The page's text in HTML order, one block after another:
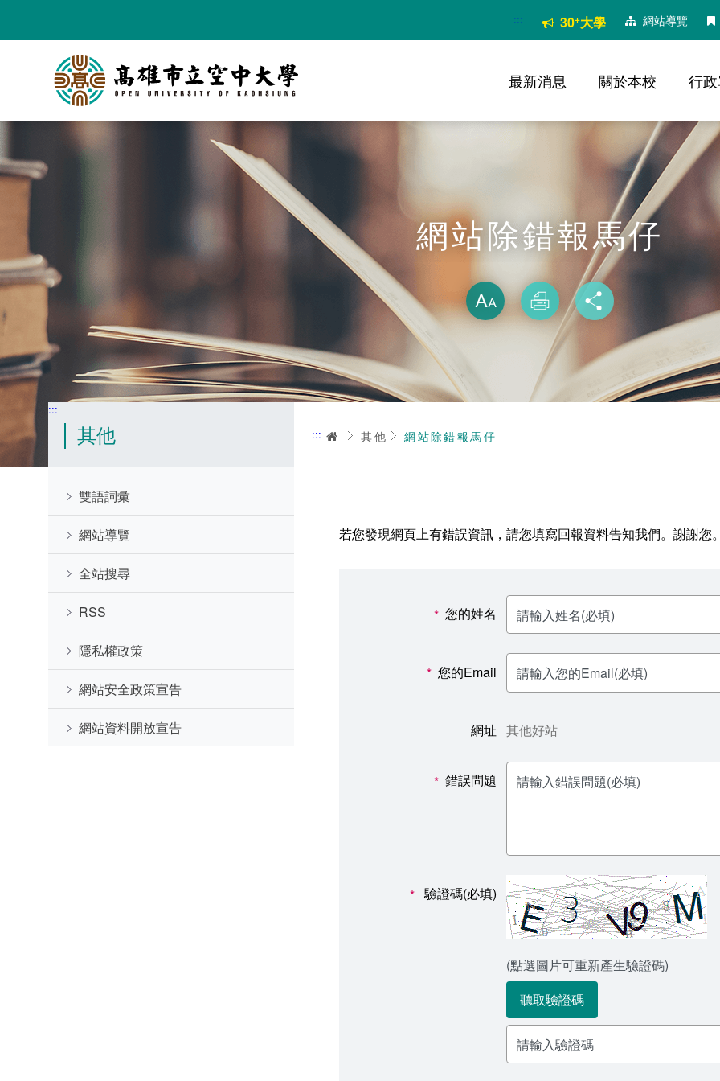
要
::: 30+大學 網站導覽
最新消息 關於本校 行
網站除錯報馬仔
放大
列印
:::
其他
雙語詞彙
網站導覽
全站搜尋
RSS
隱私權政策
網站安全政策宣告
網站資料開放宣告
::: 首頁其他 網站除錯報馬仔
若您發現網頁上有錯誤資訊，請您填寫回報資料告知我們。謝謝您
* 您的姓名
* 您的Email
網址 其他好站
* 錯誤問題
* 驗證碼(必填)
(點選圖片可重新產生驗證碼)
聽取驗證碼